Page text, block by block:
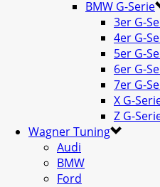
BMW G-Serie
3er G-
4er G-
5er G-
6er G-
7er G-
X G-
Z G-
Wagner Tuning
Audi
BMW
Ford